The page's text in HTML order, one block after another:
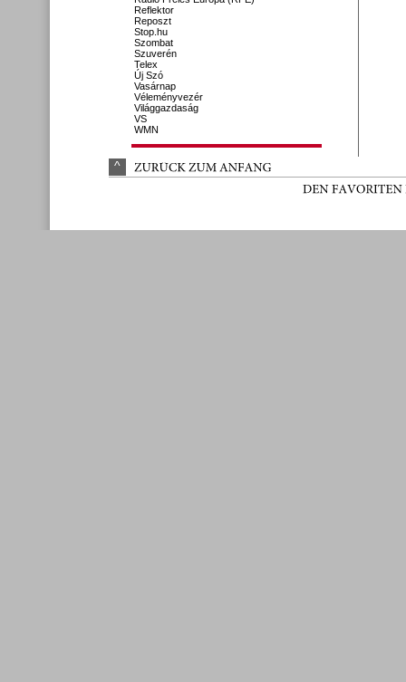
Reflektor
Reposzt
Stop.hu
Szombat
Szuverén
Telex
Új Szó
Vasárnap
Véleményvezér
Világgazdaság
VS
WMN
^ ZURÜCK ZUM ANFANG
DEN FAVORITEN